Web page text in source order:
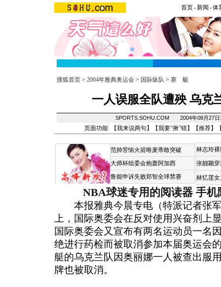
首页-新闻 -体
搜狐首页 > 2004年雅典奥运会 > 国际纵队 > 赛 艇
一人误服全队遭殃 乌克
SPORTS.SOHU.COM 2004年08月27
页面功能 【我来说两句 】【我要“揪”错】【推荐】
范帅苦恼火箭唯麦蒂敢突破
大师杯组委会炮轰阿加西
鲁能申诉失败郑智全球禁赛
林志玲
张靓颖
林忆莲
NBA球迷专用的阅读器 手机
本报雅典今晨专电（特派记者张军
上，国际奥委会在反对使用兴奋剂上
国际奥委会又宣布有两名运动员一名
绝进行药检而被取消参加本届奥运会
艇的乌克兰队因奥丽娜一人被查出服
牌也被取消。